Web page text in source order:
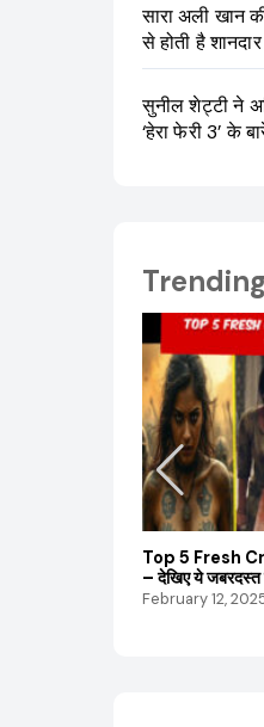
सारा अली खान
से होती है
सुनील शेट्टी ने
‘हेरा फेरी 3’ के
Top 5 Fresh
– देखिए ये जबरदस्त
February 12,